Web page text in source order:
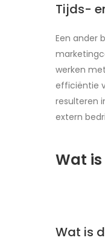
Tijds-
Een ander
werken
efficiëntie
resulteren
extern
Wat
Wat is